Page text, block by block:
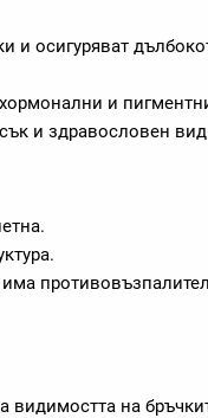
и осигуряват
и
и здравословен
видимостта на